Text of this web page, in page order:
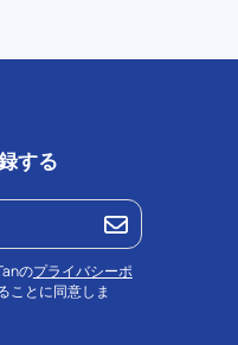
する
のプライバシーポ
ことに同意しま